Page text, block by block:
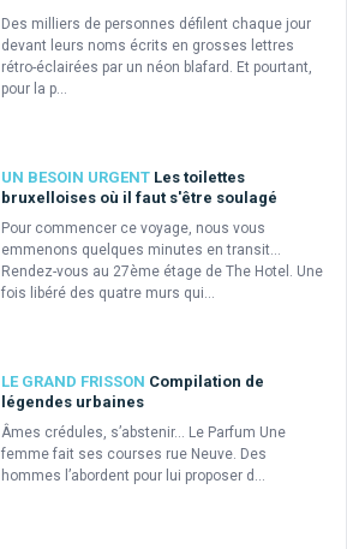
Des milliers de personnes défilent chaque jour
devant leurs noms écrits en grosses lettres
rétro-éclairées par un néon blafard. Et pourtant,
pour la p...
UN BESOIN URGENT Les toilettes
bruxelloises où il faut s'être soulagé
Pour commencer ce voyage, nous vous
emmenons quelques minutes en transit…
Rendez-vous au 27ème étage de The Hotel. Une
fois libéré des quatre murs qui...
LE GRAND FRISSON Compilation de
légendes urbaines
Âmes crédules, s’abstenir… Le Parfum Une
femme fait ses courses rue Neuve. Des
hommes l’abordent pour lui proposer d...